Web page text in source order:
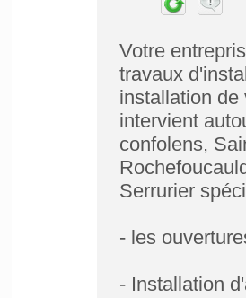
Votre
travaux
installation de
intervient
confolens,
Serrurier
- les
- Installation